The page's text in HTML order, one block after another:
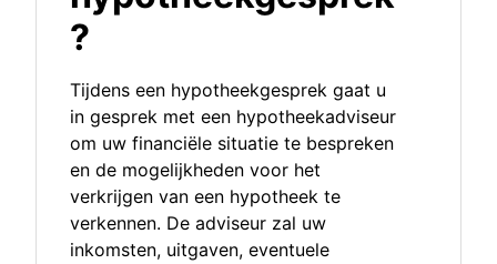
?
Tijdens een hypotheekgesprek gaat u
in gesprek met een hypotheekadviseur
om uw financiële situatie te bespreken
en de mogelijkheden voor het
verkrijgen van een hypotheek te
verkennen. De adviseur zal uw
inkomsten, uitgaven, eventuele